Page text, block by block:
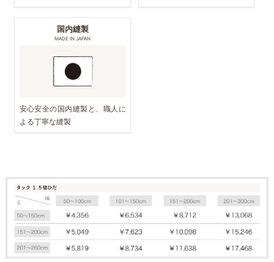
国内縫製
MADE IN JAPAN
安心安全の国内縫製と、職人に
よる丁寧な縫製